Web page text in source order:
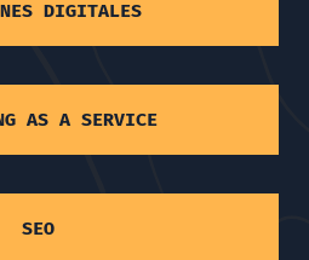
DIGITALES
AS A SERVICE
SEO